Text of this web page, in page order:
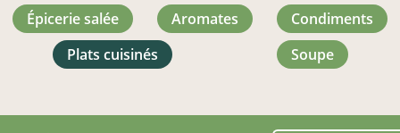
épicerie salée aromates
condiments
plats cuisinés
soupe